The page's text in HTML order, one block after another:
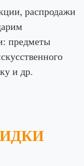
распродажи
предметы
и др.